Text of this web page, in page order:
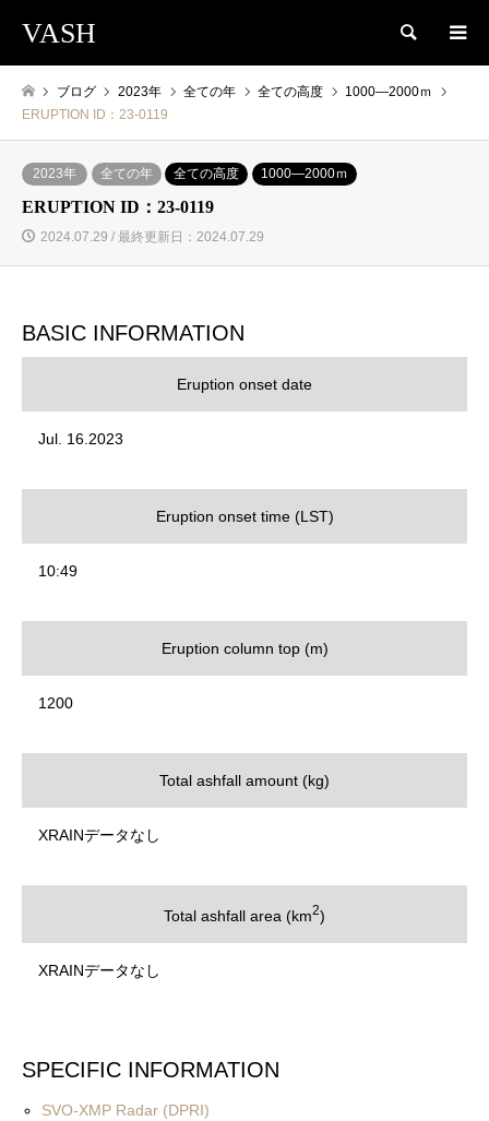
VASH 検索
ブログ 2023年 全ての年 全ての高度
1000―2000ｍ
ERUPTION ID：23-0119
2023年 全ての年 全ての高度 1000―2000ｍ
ERUPTION ID：23-0119
2024.07.29 / 最終更新日：2024.07.29
BASIC INFORMATION
Eruption onset date
Jul. 16.2023
Eruption onset time (LST)
10:49
Eruption column top (m)
1200
Total ashfall amount (kg)
XRAINデータなし
Total ashfall area (km2)
XRAINデータなし
SPECIFIC INFORMATION
SVO-XMP Radar (DPRI)